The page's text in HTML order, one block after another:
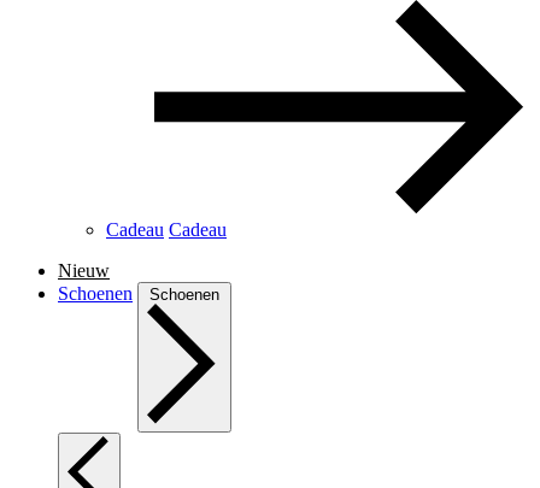
Cadeau Cadeau
Nieuw
Schoenen
Schoenen